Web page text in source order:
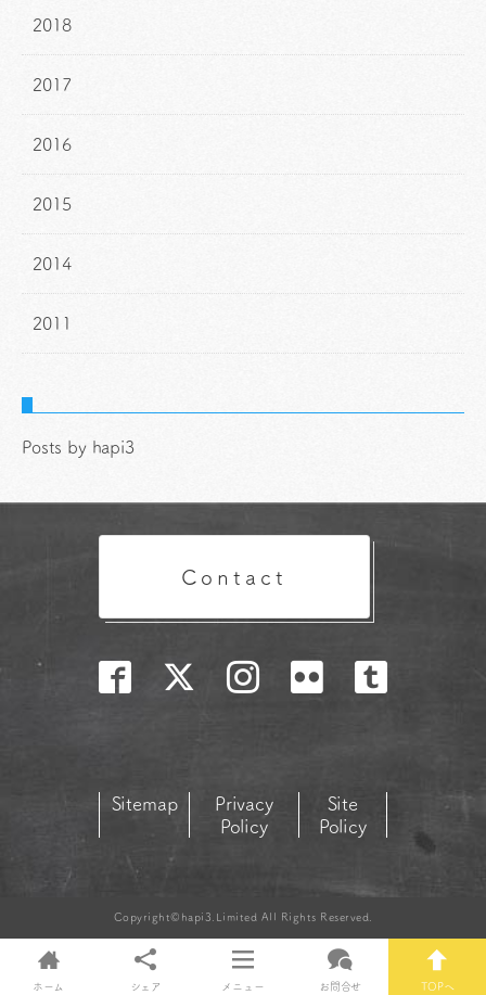
2018
2017
2016
2015
2014
2011
Posts by hapi3
Contact
Sitemap
Privacy
Policy
Site
Policy
Copyright©hapi3.Limited All Rights Reserved.
ホーム シェア メニュー お問合せ TOPへ